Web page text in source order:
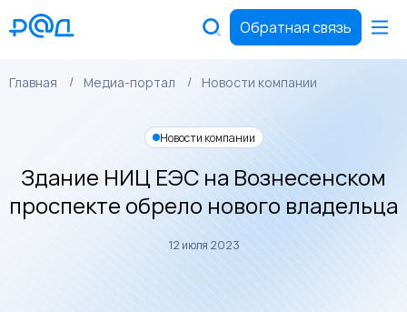
Обратная связь
Главная Медиа-портал Новости компании
Новости компании
Здание НИЦ ЕЭС на Вознесенском
проспекте обрело нового владельца
12 июля 2023